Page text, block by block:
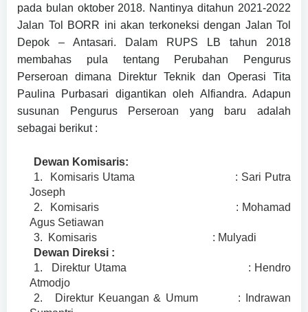
pada bulan oktober 2018. Nantinya ditahun 2021-2022
Jalan Tol BORR ini akan terkoneksi dengan Jalan Tol
Depok – Antasari.
Dalam RUPS LB tahun 2018
membahas pula tentang Perubahan Pengurus
Perseroan dimana Direktur Teknik dan Operasi Tita
Paulina Purbasari digantikan oleh Alfiandra. Adapun
susunan Pengurus Perseroan yang baru adalah
sebagai berikut :
Dewan Komisaris:
1.
Komisaris Utama
: Sari Putra
Joseph
2.
Komisaris
: Mohamad
Agus Setiawan
3.
Komisaris
: Mulyadi
Dewan Direksi :
1.
Direktur Utama
: Hendro
Atmodjo
2.
Direktur Keuangan & Umum
: Indrawan